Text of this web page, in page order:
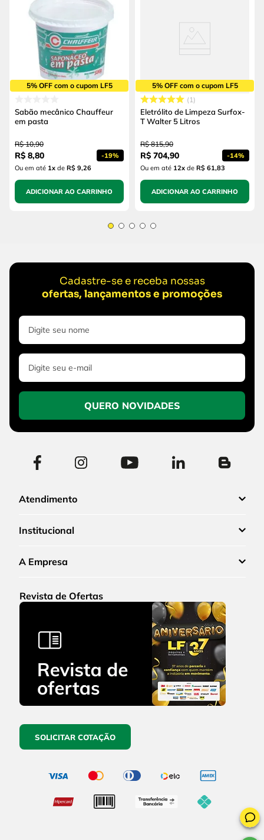
5% OFF com o cupom LF5
Sabão mecânico Chauffeur
em pasta
R$ 10,90
R$ 8,80 -19%
Ou em até 1x de R$ 9,26
ADICIONAR AO CARRINHO
5% OFF com o cupom LF5
1
Eletrólito de Limpeza Surfox-
T Walter 5 Litros
R$ 815,90
R$ 704,90 -14%
Ou em até 12x de R$ 61,83
ADICIONAR AO CARRINHO
Cadastre-se e receba nossas
ofertas, lançamentos e promoções
QUERO NOVIDADES
Atendimento
Institucional
A Empresa
Revista de Ofertas
SOLICITAR COTAÇÃO